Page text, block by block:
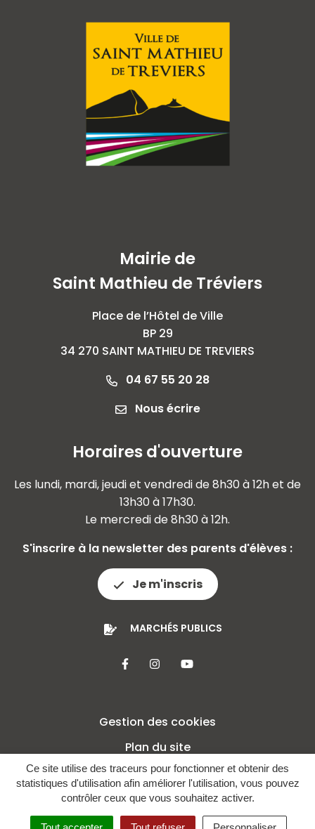
Ce site utilise des traceurs pour fonctionner et obtenir des
statistiques d'utilisation afin améliorer l'utilisation, vous pouvez
contrôler ceux que vous souhaitez activer.
Mairie de
Saint Mathieu de Tréviers
Place de l’Hôtel de Ville
BP 29
34 270 SAINT MATHIEU DE TREVIERS
04 67 55 20 28
Nous écrire
Horaires d'ouverture
Les lundi, mardi, jeudi et vendredi de 8h30 à 12h et de
13h30 à 17h30.
Le mercredi de 8h30 à 12h.
S'inscrire à la newsletter des parents d'élèves :
Je m'inscris
MARCHÉS PUBLICS
Lien vers le compte Facebook
Lien vers le compte
Lien vers la chaîne
Gestion des cookies
Plan du site
Mentions légales
Crédits
Politique de confidentialité